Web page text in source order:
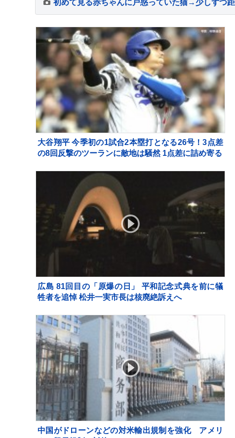
大谷翔平 今季初の1試合2本塁打となる26号！3点差
の8回反撃のツーランに敵地は騒然 1点差に詰め寄る
広島 81回目の「原爆の日」 平和記念式典を前に犠
牲者を追悼 松井一実市長は核廃絶訴えへ
中国がドローンなどの対米輸出規制を強化 アメリ